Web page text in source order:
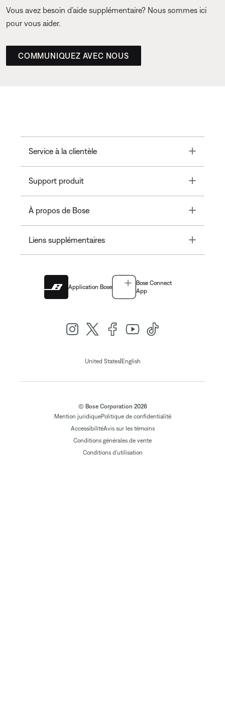
Vous avez besoin d’aide supplémentaire? Nous sommes ici
pour vous aider.
COMMUNIQUEZ AVEC NOUS
Service à la clientèle Toggle
Support produit Toggle
À propos de Bose Toggle
Liens supplémentaires Toggle
Application Bose
Bose Connect
App
United States| English
© Bose Corporation 2026
Mention juridiquePolitique de confidentialité
AccessibilitéAvis sur les témoins
Conditions générales de vente
Conditions d'utilisation